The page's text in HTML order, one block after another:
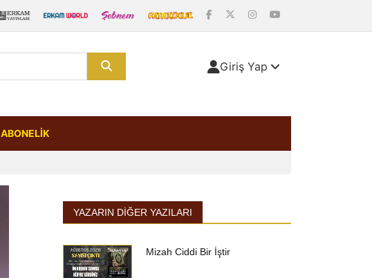
Giriş Yap
ABONELİK
YAZARIN DIĞER YAZILARI
Mizah Ciddi Bir İştir